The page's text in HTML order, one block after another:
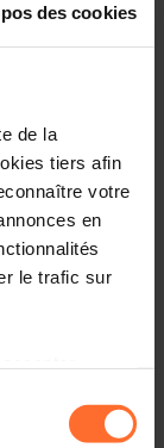
des cookies
de la
tiers afin
votre
en
le trafic sur
au